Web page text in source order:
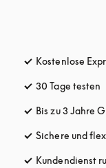
Kostenlose
30 Tage testen
Bis zu 3 Jahre
Sichere und
Kundendienst